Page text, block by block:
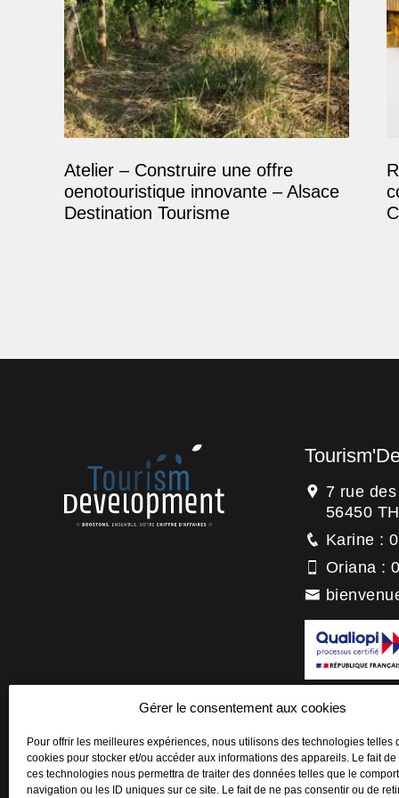
Gérer le consentement aux cookies
Pour offrir les meilleures expériences, nous utilisons des technologies telles
cookies pour stocker et/ou accéder aux informations des appareils. Le fait
ces technologies nous permettra de traiter des données telles que le
navigation ou les ID uniques sur ce site. Le fait de ne pas consentir ou de
Atelier – Construire une offre
oenotouristique innovante – Alsace
Destination Tourisme
7 rue
56450
Karine :
Oriana :
La
titre de la